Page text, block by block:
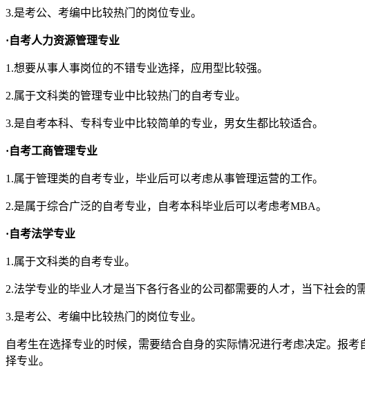
3.是考公、考编中比较热门的岗位专业。
·自考人力资源管理专业
1.想要从事人事岗位的不错专业选择，应用型比较强。
2.属于文科类的管理专业中比较热门的自考专业。
3.是自考本科、专科专业中比较简单的专业，男女生都比较适合。
·自考工商管理专业
1.属于管理类的自考专业，毕业后可以考虑从事管理运营的工作。
2.是属于综合广泛的自考专业，自考本科毕业后可以考虑考MBA。
·自考法学专业
1.属于文科类的自考专业。
2.法学专业的毕业人才是当下各行各业的公司都需要的人才，当下社会的
3.是考公、考编中比较热门的岗位专业。
自考生在选择专业的时候，需要结合自身的实际情况进行考虑决定。报
择专业。